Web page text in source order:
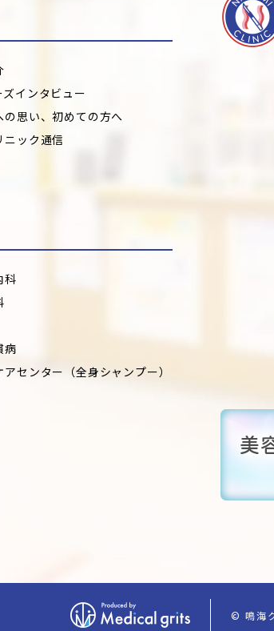
ズインタビュー
の思い、初めての方へ
ニック通信
科
病
アセンター （全身シャンプー）
© 鳴海